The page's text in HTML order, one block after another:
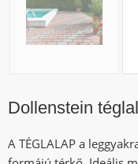
Dollenstein
A TÉGLALAP a